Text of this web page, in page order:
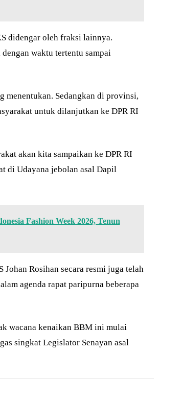
didengar oleh fraksi lainnya.
waktu tertentu sampai
menentukan. Sedangkan di provinsi,
untuk dilanjutkan ke DPR RI
akan kita sampaikan ke DPR RI
di Udayana jebolan asal Dapil
Fashion Week 2026, Tenun
Johan Rosihan secara resmi juga telah
agenda rapat paripurna beberapa
wacana kenaikan BBM ini mulai
singkat Legislator Senayan asal